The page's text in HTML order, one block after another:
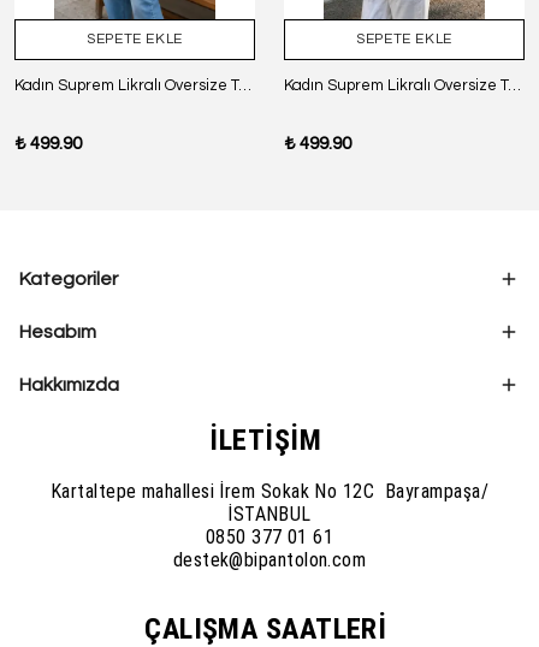
SEPETE EKLE
Kadın Suprem Likralı Oversize T-Shirt - SİYAH
₺ 499.90
SEPETE EKLE
Kadın Suprem Likralı Oversize T-Shirt - BORDO
₺ 499.90
Kategoriler
Hesabım
Hakkımızda
İLETİŞİM
Kartaltepe mahallesi İrem Sokak No 12C Bayrampaşa/
İSTANBUL
0850 377 01 61
destek@bipantolon.com
ÇALIŞMA SAATLERİ